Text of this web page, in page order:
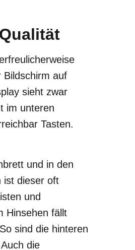
Bildschirm auf
sieht zwar
im unteren
Tasten.
und in den
ist dieser oft
und
Hinsehen fällt
sind die hinteren
die